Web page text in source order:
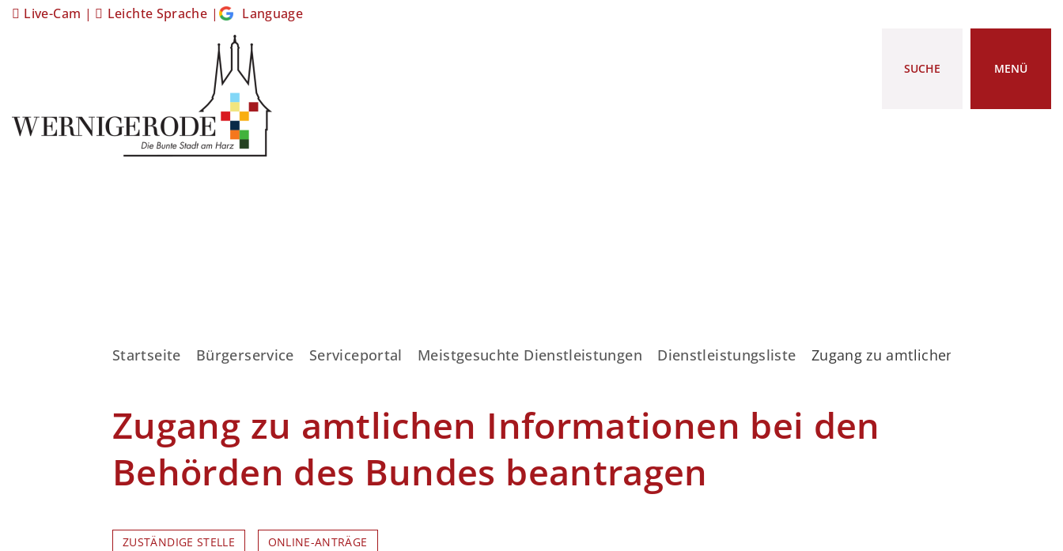
Live-Cam | Leichte Sprache | Language
SUCHE MENÜ
Startseite Bürgerservice Serviceportal Meistgesuchte Dienstleistungen Dienstleistungsliste Zugang zu amtlichen
Zugang zu amtlichen Informationen bei den
Behörden des Bundes beantragen
ZUSTÄNDIGE STELLE ONLINE-ANTRÄGE